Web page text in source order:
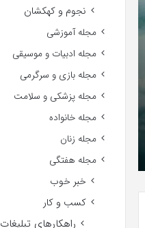
نجوم و کهکشان
مجله آموزشی
مجله ادبیات و موسیقی
مجله بازی و سرگرمی
مجله پزشکی و سلامت
مجله خانواده
مجله زنان
مجله هفتگی
خبر خوب
کسب و کار
راهکارهای تبلیغات